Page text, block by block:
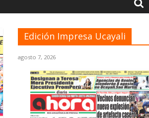
Edición Impresa Ucayali
agosto 7, 2026